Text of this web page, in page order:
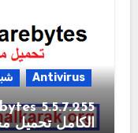
Antivirus
الكامل تحميل